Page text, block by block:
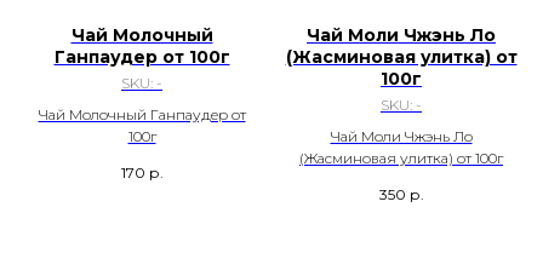
Чай Молочный
Ганпаудер от 100г
SKU: -
Чай Молочный Ганпаудер от
100г
170 р.
Чай Моли Чжэнь Ло
(Жасминовая улитка) от
100г
SKU: -
Чай Моли Чжэнь Ло
(Жасминовая улитка) от 100г
350 р.